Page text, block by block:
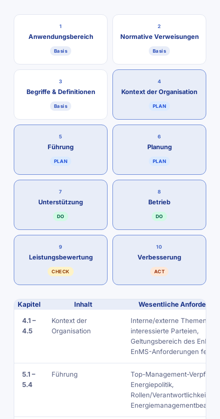
1
Anwendungsbereich
Basis
2
Normative Verweisungen
Basis
3
Begriffe & Definitionen
Basis
4
Kontext der Organisation
PLAN
5
Führung
PLAN
6
Planung
PLAN
7
Unterstützung
DO
8
Betrieb
DO
9
Leistungs­bewertung
CHECK
10
Verbesserung
ACT
Kapitel Inhalt Wesentliche
4.1 –
4.5
Kontext der
Organisation
Interne/externe Themen,
interessierte Parteien,
Geltungsbereich des EnMS,
EnMS-Anforderungen
5.1 –
5.4
Führung
Top-Management-
Energiepolitik,
Rollen/Verantwortlichkeiten,